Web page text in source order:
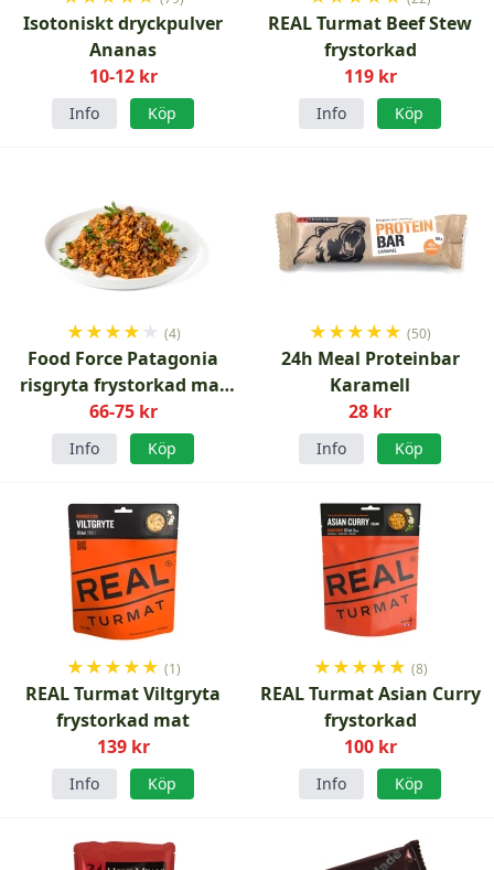
Isotoniskt dryckpulver
Ananas
10-12 kr
Info Köp
REAL Turmat Beef Stew
frystorkad
119 kr
Info Köp
★★★★ ★ (4)
Food Force Patagonia
risgryta frystorkad mat
150 g
66-75 kr
Info Köp
★★★★★ (50)
24h Meal Proteinbar
Karamell
28 kr
Info Köp
★★★★★ (1)
REAL Turmat Viltgryta
frystorkad mat
139 kr
Info Köp
★★★★★ (8)
REAL Turmat Asian Curry
frystorkad
100 kr
Info Köp